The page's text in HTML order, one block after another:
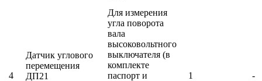
4
Датчик углового
перемещения
ДП21
Для измерения
угла поворота
вала
высоковольтного
выключателя (в
комплекте
паспорт и
1 -